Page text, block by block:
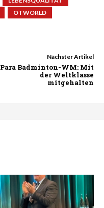
OTWORLD
Nächster Artikel
Para Badminton-WM: Mit
der Weltklasse
mitgehalten